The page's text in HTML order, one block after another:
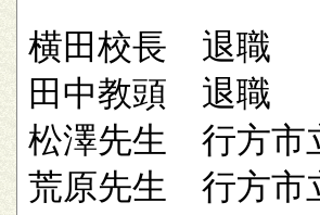
横田校長 退職
田中教頭 退職
松澤先生 行方市
荒原先生 行方市